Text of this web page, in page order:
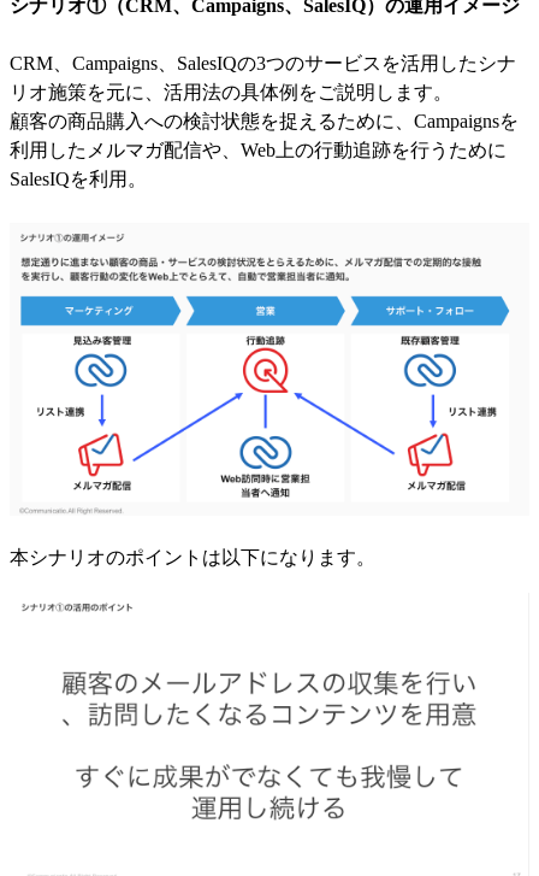
シナリオ①（CRM、Campaigns、SalesIQ）の運用イメージ
CRM、Campaigns、SalesIQの3つのサービスを活用したシナ
リオ施策を元に、活用法の具体例をご説明します。
顧客の商品購入への検討状態を捉えるために、Campaignsを
利用したメルマガ配信や、Web上の行動追跡を行うために
SalesIQを利用。
本シナリオのポイントは以下になります。